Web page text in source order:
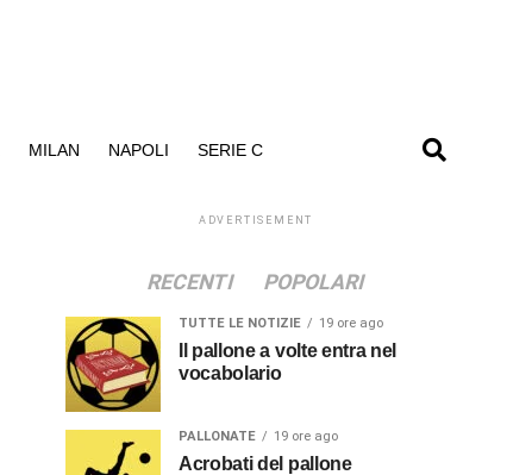
MILAN NAPOLI SERIE C
ADVERTISEMENT
RECENTI POPOLARI
TUTTE LE NOTIZIE 19 ore ago
Il pallone a volte entra nel
vocabolario
PALLONATE 19 ore ago
Acrobati del pallone